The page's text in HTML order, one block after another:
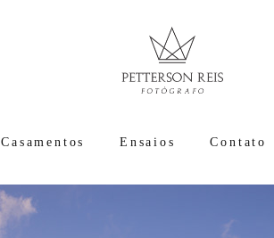
Casamentos Ensaios Contato